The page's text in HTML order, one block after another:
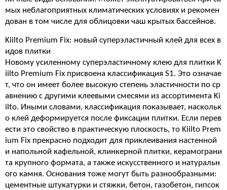
мых неблагоприятных климатических условиях и рекомен
дован в том числе для облицовки чаш крытых бассейнов.
Kiilto Premium Fix: новый суперэластичный клей для всех в
идов плитки
Новому усиленному суперэластичному клею для плитки K
iilto Premium Fix присвоена классификация S1. Это означае
т, что он имеет более высокую степень эластичности по ср
авнению с другими клеевыми смесями из ассортимента Ki
ilto. Иными словами, классификация показывает, наскольк
о клей деформируется после фиксации плитки. Если перев
ести это свойство в практическую плоскость, то Kiilto Prem
ium Fix прекрасно подходит для приклеивания настенной
и напольной кафельной, клинкерной плитки, керамограни
та крупного формата, а также искусственного и натуральн
ого камня. Основания тоже могут быть разнообразными:
цементные штукатурки и стяжки, бетон, газобетон, гипсок